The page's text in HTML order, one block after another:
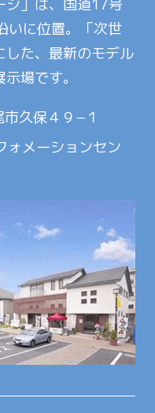
ジ」は、国道17号
いに位置。「次世
た、最新のモデル
場です。
久保４９−１
メーションセン